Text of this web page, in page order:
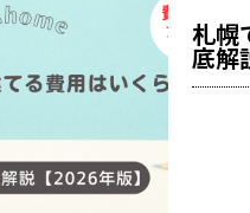
札幌
底解